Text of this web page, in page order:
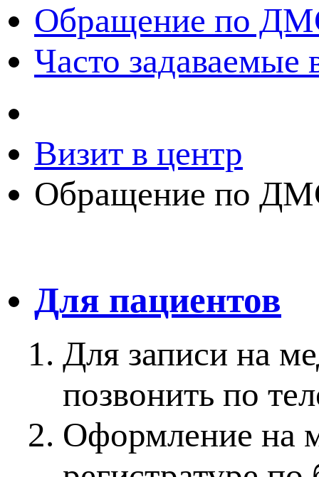
Обращение по
Часто задаваемые
Визит в центр
Обращение по
Для пациентов
Для записи на
позвонить по
Оформление на